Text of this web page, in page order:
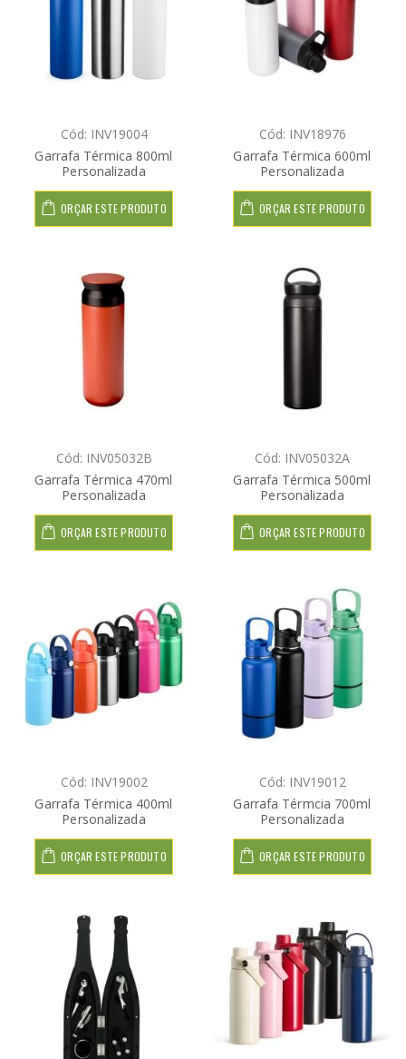
Cód: INV19004
Garrafa Térmica 800ml
Personalizada
ORÇAR ESTE PRODUTO
Cód: INV18976
Garrafa Térmica 600ml
Personalizada
ORÇAR ESTE PRODUTO
Cód: INV05032B
Garrafa Térmica 470ml
Personalizada
ORÇAR ESTE PRODUTO
Cód: INV05032A
Garrafa Térmica 500ml
Personalizada
ORÇAR ESTE PRODUTO
Cód: INV19002
Garrafa Térmica 400ml
Personalizada
ORÇAR ESTE PRODUTO
Cód: INV19012
Garrafa Térmcia 700ml
Personalizada
ORÇAR ESTE PRODUTO